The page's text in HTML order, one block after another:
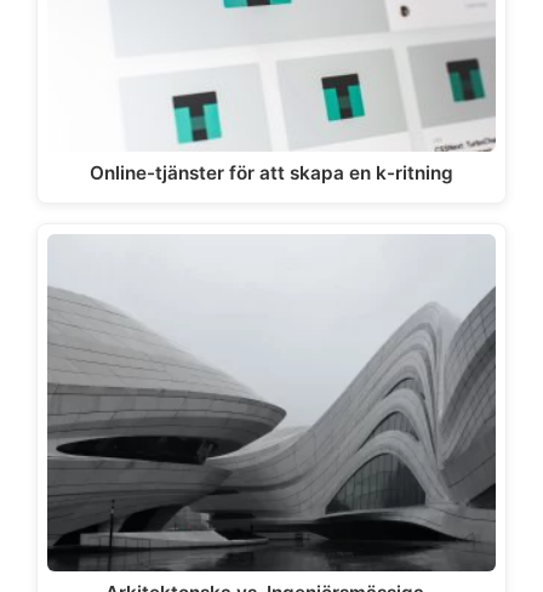
Online-tjänster för att skapa en k-ritning